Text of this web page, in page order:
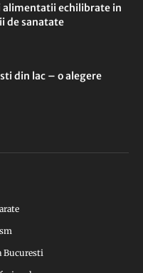
echilibrate in
de sanatate
din lac – o alegere
Bucuresti